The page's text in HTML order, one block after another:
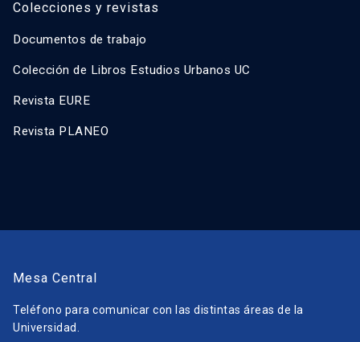
Colecciones y revistas
Documentos de trabajo
Colección de Libros Estudios Urbanos UC
Revista EURE
Revista PLANEO
Mesa Central
Teléfono para comunicar con las distintas áreas de la
Universidad.